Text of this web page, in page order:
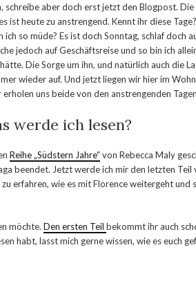
schreibe aber doch erst jetzt den Blogpost.
ist heute zu anstrengend. Kennt ihr diese
so müde? Es ist doch Sonntag, schlaf doch
jedoch auf Geschäftsreise und so bin ich
Die Sorge um ihn, und natürlich auch die
wieder auf. Und jetzt liegen wir hier im
uns beide von den anstrengenden
werde ich lesen?
Reihe „Südstern Jahre“von Rebecca Maly
beendet. Jetzt werde ich mir den letzten Teil
erfahren, wie es mit Florence weitergeht und
möchte. Den ersten Teil bekommt ihr auch
habt, lasst mich gerne wissen, wie es euch